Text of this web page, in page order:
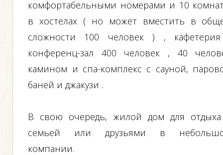
комфортабельными номерами и 10
в хостелах ( но может вместить в
сложности 100 человек ) ,
конференц-зал 400 человек , 40
камином и спа-комплекс с сауной,
баней и джакузи .
В свою очередь, жилой дом для
семьей или друзьями в
компании.